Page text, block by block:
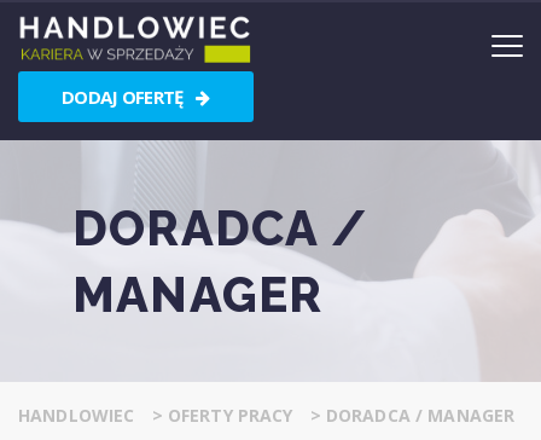
DODAJ OFERTĘ
DORADCA /
MANAGER
HANDLOWIEC > OFERTY PRACY > DORADCA / MANAGER